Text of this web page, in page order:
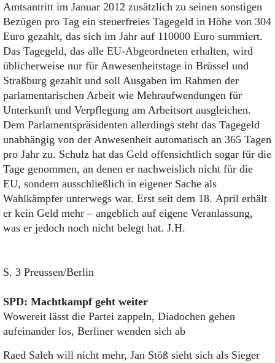
Amtsantritt im Januar 2012 zusätzlich zu seinen sonstigen
Bezügen pro Tag ein steuerfreies Tagegeld in Höhe von 304
Euro gezahlt, das sich im Jahr auf 110000 Euro summiert.
Das Tagegeld, das alle EU-Abgeordneten erhalten, wird
üblicherweise nur für Anwesenheitstage in Brüssel und
Straßburg gezahlt und soll Ausgaben im Rahmen der
parlamentarischen Arbeit wie Mehraufwendungen für
Unterkunft und Verpflegung am Arbeitsort ausgleichen.
Dem Parlamentspräsidenten allerdings steht das Tagegeld
unabhängig von der Anwesenheit automatisch an 365 Tagen
pro Jahr zu. Schulz hat das Geld offensichtlich sogar für die
Tage genommen, an denen er nachweislich nicht für die
EU, sondern ausschließlich in eigener Sache als
Wahlkämpfer unterwegs war. Erst seit dem 18. April erhält
er kein Geld mehr – angeblich auf eigene Veranlassung,
was er jedoch noch nicht belegt hat. J.H.
S. 3 Preussen/Berlin
SPD: Machtkampf geht weiter
Wowereit lässt die Partei zappeln, Diadochen gehen
aufeinander los, Berliner wenden sich ab
Raed Saleh will nicht mehr, Jan Stöß sieht sich als Sieger